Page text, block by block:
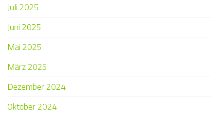
Juli 2025
Juni 2025
Mai 2025
März 2025
Dezember 2024
Oktober 2024